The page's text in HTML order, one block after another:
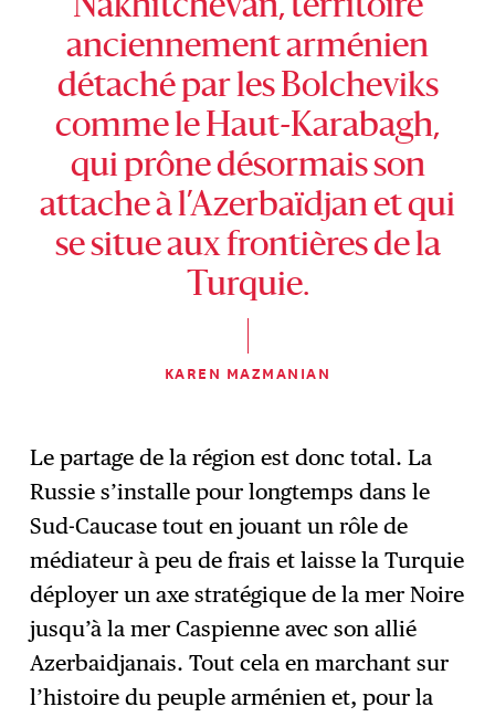
Nakhitchevan, territoire
anciennement arménien
détaché par les Bolcheviks
comme le Haut-Karabagh,
qui prône désormais son
attache à l’Azerbaïdjan et qui
se situe aux frontières de la
Turquie.
KAREN MAZMANIAN
Le partage de la région est donc total. La
Russie s’installe pour longtemps dans le
Sud-Caucase tout en jouant un rôle de
médiateur à peu de frais et laisse la Turquie
déployer un axe stratégique de la mer Noire
jusqu’à la mer Caspienne avec son allié
Azerbaidjanais. Tout cela en marchant sur
l’histoire du peuple arménien et, pour la